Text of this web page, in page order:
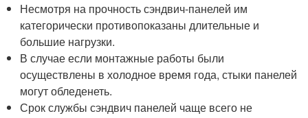
Несмотря на прочность сэндвич-панелей им
категорически противопоказаны длительные и
большие нагрузки.
В случае если монтажные работы были
осуществлены в холодное время года, стыки панелей
могут обледенеть.
Срок службы сэндвич панелей чаще всего не